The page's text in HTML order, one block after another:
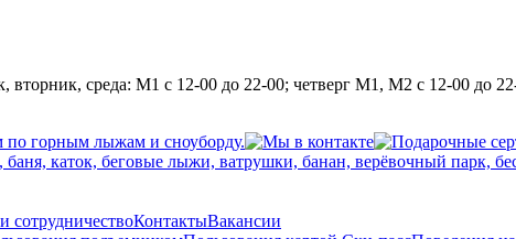
вторник, среда: М1 с 12-00 до 22-00; четверг М1, М2 с 12-00 до
сотрудничествоКонтактыВакансии